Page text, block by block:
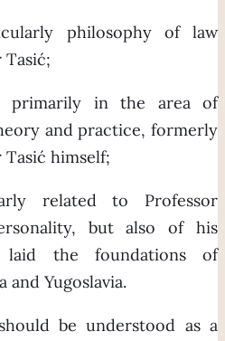
philosophy of law
Tasić;
primarily in the area of
and practice, formerly
himself;
related to Professor
but also of his
laid the foundations of
and Yugoslavia.
be understood as a